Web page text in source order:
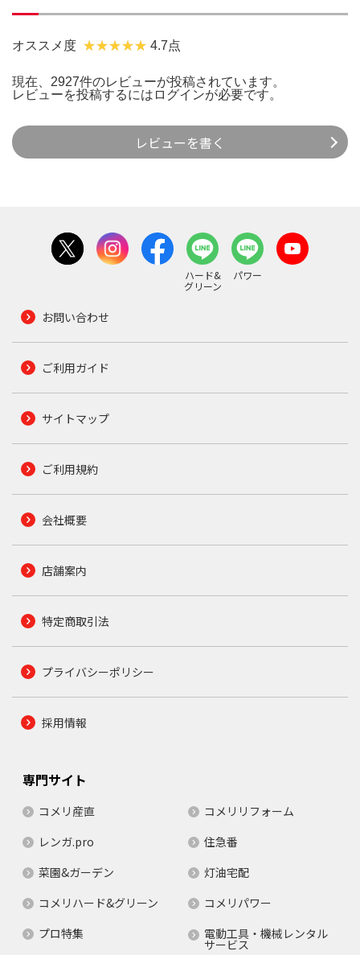
オススメ度 4.7点
現在、2927件のレビューが投稿されています。
レビューを投稿するには ログインが必要です。
レビューを書く
ハード&
グリーン
パワー
お問い合わせ
ご利用ガイド
サイトマップ
ご利用規約
会社概要
店舗案内
特定商取引法
プライバシーポリシー
採用情報
専門サイト
コメリ産直
コメリリフォーム
レンガ.pro
住急番
菜園&ガーデン
灯油宅配
コメリハード&グリーン
コメリパワー
プロ特集
電動工具・機械レンタル
サービス